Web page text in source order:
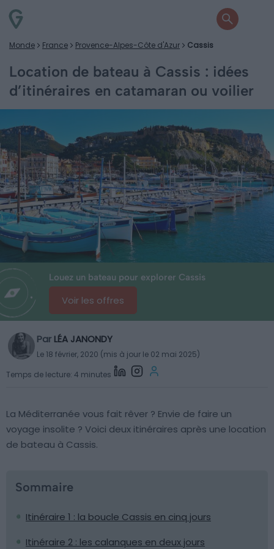
Monde France Provence-Alpes-Côte d'Azur Cassis
Location de bateau à Cassis : idées
d’itinéraires en catamaran ou voilier
Louez un bateau pour explorer Cassis
Voir les offres
Par LÉA JANONDY
Le 18 février, 2020 (mis à jour le 02 mai 2025)
Temps de lecture: 4 minutes
La Méditerranée vous fait rêver ? Envie de faire un
voyage insolite ? Voici deux itinéraires après une location
de bateau à Cassis.
Sommaire
Itinéraire 1 : la boucle Cassis en cinq jours
Itinéraire 2 : les calanques en deux jours